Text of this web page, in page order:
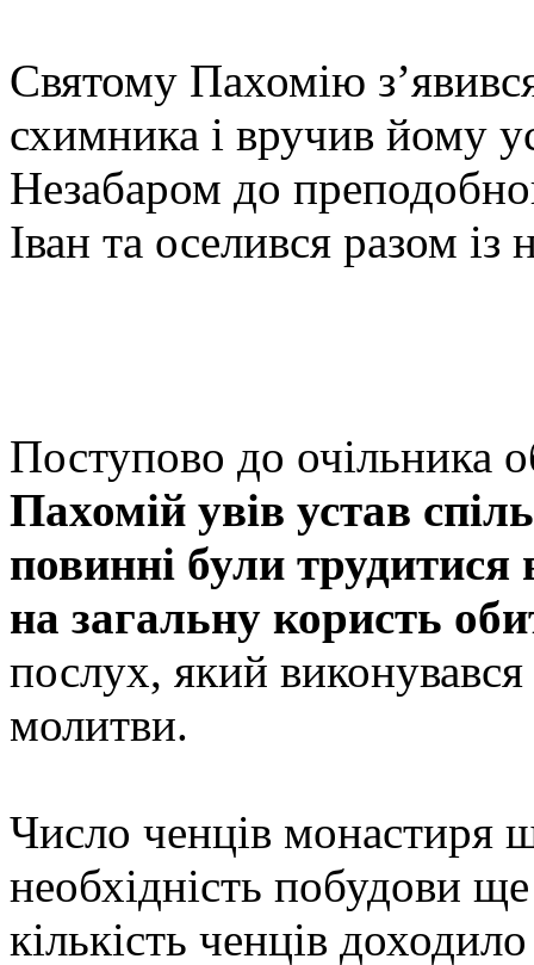
Святому Пахомію
схимника і вручив йому
Незабаром до
Іван та оселився разом із
Поступово до очільника
Пахомій увів устав
повинні були
на загальну користь
послух, який
молитви.
Число ченців монастиря
необхідність побудови
кількість ченців